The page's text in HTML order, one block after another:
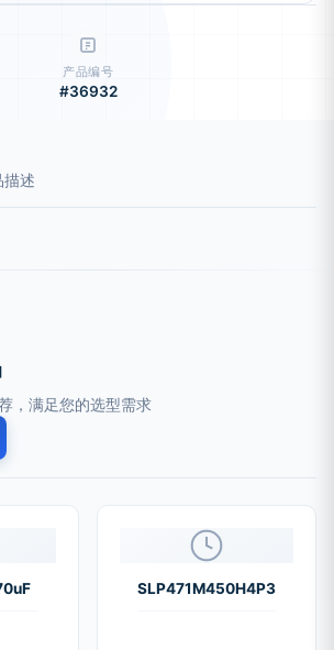
产品编号
#36932
描述
，满足您的选型需求
SLP471M450H4P3